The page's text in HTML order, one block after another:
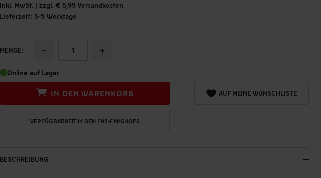
inkl. MwSt. | zzgl. € 5,95 Versandkosten
Lieferzeit: 3-5 Werktage
MENGE: − +
Online auf Lager
IN DEN WARENKORB AUF MEINE WUNSCHLISTE
VERFÜGBARKEIT IN DEN F95-FANSHOPS
BESCHREIBUNG